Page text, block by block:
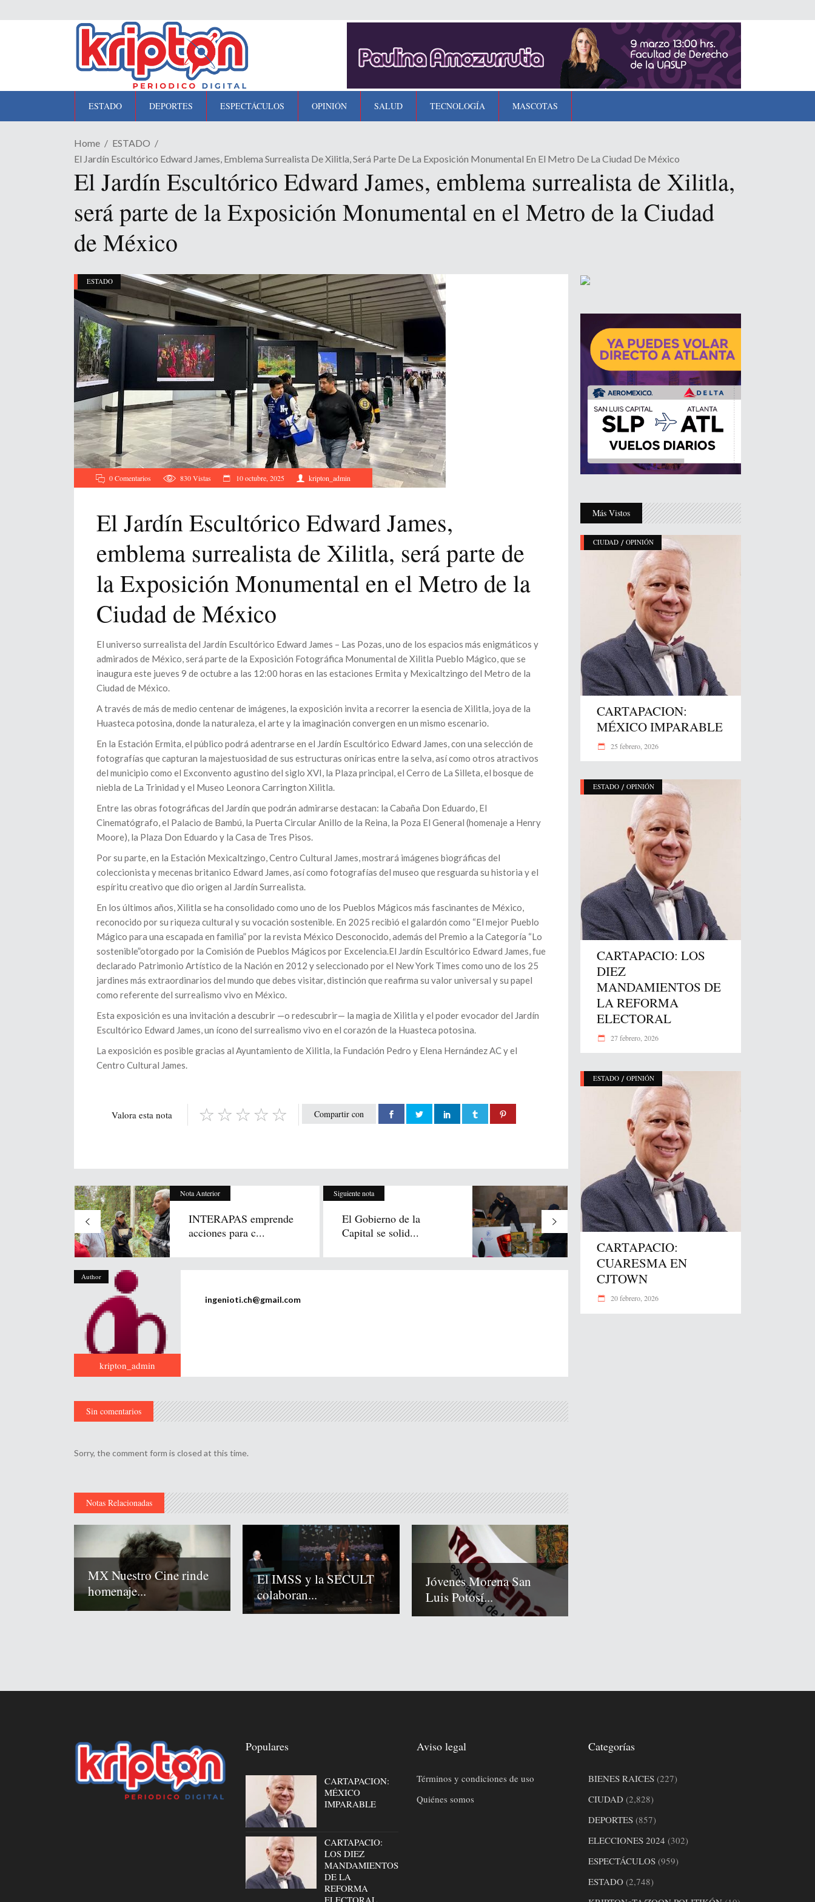
ESTADO DEPORTES ESPECTÁCULOS OPINIÓN SALUD TECNOLOGÍA MASCOTAS
Home
ESTADO
El Jardín Escultórico Edward James, Emblema Surrealista De Xilitla, Será Parte De La Exposición Monumental En El Metro De La Ciudad De México
El Jardín Escultórico Edward James, emblema surrealista de Xilitla,
será parte de la Exposición Monumental en el Metro de la Ciudad
de México
ESTADO
0 Comentarios 830Vistas 10 octubre, 2025 kripton_admin
El Jardín Escultórico Edward James,
emblema surrealista de Xilitla, será parte de
la Exposición Monumental en el Metro de la
Ciudad de México
El universo surrealista del Jardín Escultórico Edward James – Las Pozas, uno de los espacios más enigmáticos y
admirados de México, será parte de la Exposición Fotográfica Monumental de Xilitla Pueblo Mágico, que se
inaugura este jueves 9 de octubre a las 12:00 horas en las estaciones Ermita y Mexicaltzingo del Metro de la
Ciudad de México.
A través de más de medio centenar de imágenes, la exposición invita a recorrer la esencia de Xilitla, joya de la
Huasteca potosina, donde la naturaleza, el arte y la imaginación convergen en un mismo escenario.
En la Estación Ermita, el público podrá adentrarse en el Jardín Escultórico Edward James, con una selección de
fotografías que capturan la majestuosidad de sus estructuras oníricas entre la selva, así como otros atractivos
del municipio como el Exconvento agustino del siglo XVI, la Plaza principal, el Cerro de La Silleta, el bosque de
niebla de La Trinidad y el Museo Leonora Carrington Xilitla.
Entre las obras fotográficas del Jardín que podrán admirarse destacan: la Cabaña Don Eduardo, El
Cinematógrafo, el Palacio de Bambú, la Puerta Circular Anillo de la Reina, la Poza El General (homenaje a Henry
Moore), la Plaza Don Eduardo y la Casa de Tres Pisos.
Por su parte, en la Estación Mexicaltzingo, Centro Cultural James, mostrará imágenes biográficas del
coleccionista y mecenas britanico Edward James, así como fotografías del museo que resguarda su historia y el
espíritu creativo que dio origen al Jardín Surrealista.
En los últimos años, Xilitla se ha consolidado como uno de los Pueblos Mágicos más fascinantes de México,
reconocido por su riqueza cultural y su vocación sostenible. En 2025 recibió el galardón como “El mejor Pueblo
Mágico para una escapada en familia” por la revista México Desconocido, además del Premio a la Categoría “Lo
sostenible”otorgado por la Comisión de Pueblos Mágicos por Excelencia.El Jardín Escultórico Edward James, fue
declarado Patrimonio Artístico de la Nación en 2012 y seleccionado por el New York Times como uno de los 25
jardines más extraordinarios del mundo que debes visitar, distinción que reafirma su valor universal y su papel
como referente del surrealismo vivo en México.
Esta exposición es una invitación a descubrir —o redescubrir— la magia de Xilitla y el poder evocador del Jardín
Escultórico Edward James, un ícono del surrealismo vivo en el corazón de la Huasteca potosina.
La exposición es posible gracias al Ayuntamiento de Xilitla, la Fundación Pedro y Elena Hernández AC y el
Centro Cultural James.
Compartir con
Valora esta nota
Nota Anterior
INTERAPAS emprende
acciones para c...
Siguiente nota
El Gobierno de la
Capital se solid...
Author
kripton_admin
ingenioti.ch@gmail.com
Sin comentarios
Sorry, the comment form is closed at this time.
Notas Relacionadas
MX Nuestro Cine rinde
homenaje...
El IMSS y la SECULT
colaboran...
Jóvenes Morena San
Luis Potosí...
Más Vistos
CIUDAD / OPINIÓN
CARTAPACION:
MÉXICO IMPARABLE
25 febrero, 2026
ESTADO / OPINIÓN
CARTAPACIO: LOS
DIEZ
MANDAMIENTOS DE
LA REFORMA
ELECTORAL
27 febrero, 2026
ESTADO / OPINIÓN
CARTAPACIO:
CUARESMA EN
CJTOWN
20 febrero, 2026
Populares
CARTAPACION:
MÉXICO
IMPARABLE
CARTAPACIO:
LOS DIEZ
MANDAMIENTOS
DE LA
REFORMA
Aviso legal
Términos y condiciones de uso
Quiénes somos
Categorías
BIENES RAICES(227)
CIUDAD(2,828)
DEPORTES(857)
ELECCIONES 2024 (302)
ESPECTÁCULOS(959)
ESTADO(2,748)